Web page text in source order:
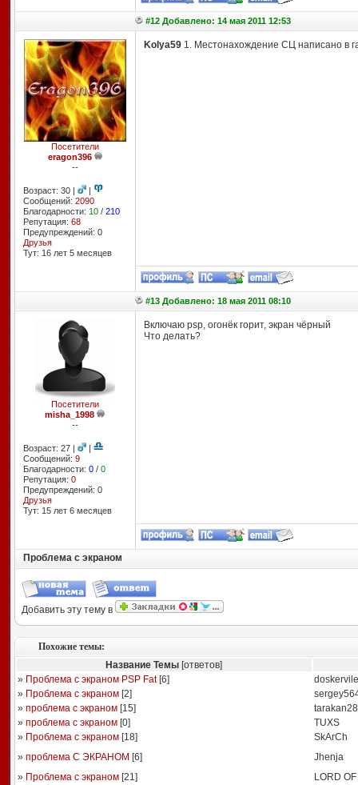
#12 Добавлено: 14 мая 2011 12:53
Посетители
eragon396
--
Возраст: 30 |
|
Сообщений: 2090
Благодарности: 10/ 210
Репутация: 68
Предупреждений: 0
Друзья
Тут: 16 лет 5 месяцев
Kolya591. Местонахождение СЦ написано в
#13 Добавлено: 18 мая 2011 08:10
Посетители
misha_1998
--
Возраст: 27 |
|
Сообщений: 9
Благодарности: 0/ 0
Репутация: 0
Предупреждений: 0
Друзья
Тут: 15 лет 6 месяцев
Включаю psp, огонёк горит, экран чёрный
Что делать?
Проблема с экраном
Добавить эту тему в
Похожие темы:
Название Темы [ответов]
» Проблема с экраном PSP Fat[6]
doskervile
» Проблема с экраном[2]
» проблема с экраном[15]
tarakan28
» проблема с экраном[0]
TUXS
» Проблема с экраном[18]
SkArCh
» проблема С ЭКРАНОМ [6]
Jhenja
» Проблема с экраном[21]
LORD